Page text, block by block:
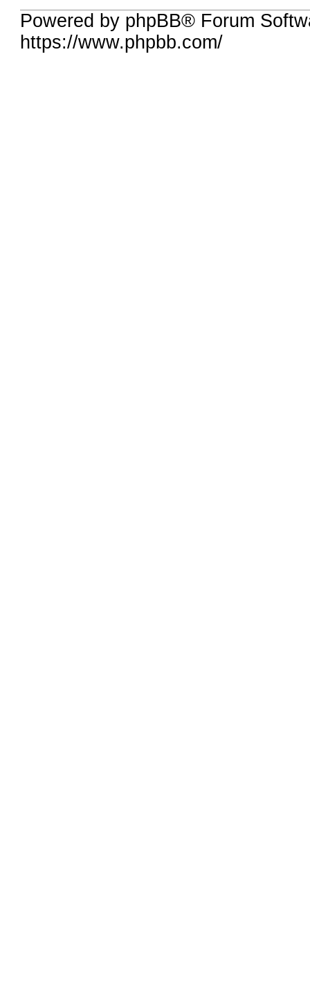
Powered by phpBB® Forum
https://www.phpbb.com/